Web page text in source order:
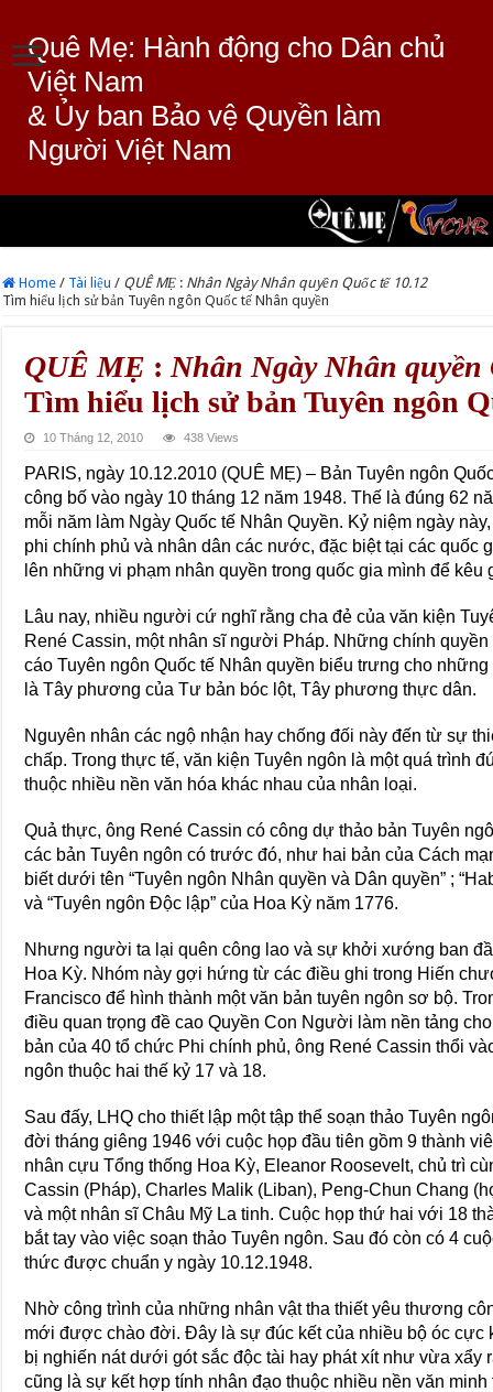
Quê Mẹ: Hành động cho Dân chủ
Việt Nam
& Ủy ban Bảo vệ Quyền làm
Người Việt Nam
Home / Tài liệu / QUÊ MẸ : Nhân Ngày Nhân quyền Quốc tế 10.12
Tìm hiểu lịch sử bản Tuyên ngôn Quốc tế Nhân quyền
QUÊ MẸ : Nhân Ngày Nhân quyền
Tìm hiểu lịch sử bản Tuyên ngôn
10 Tháng 12, 2010 438 Views
PARIS, ngày 10.12.2010 (QUÊ MẸ) – Bản Tuyên ngôn
công bố vào ngày 10 tháng 12 năm 1948. Thế là đúng 62
mỗi năm làm Ngày Quốc tế Nhân Quyền. Kỷ niệm ngày
phi chính phủ và nhân dân các nước, đặc biệt tại các quốc
lên những vi phạm nhân quyền trong quốc gia mình để
Lâu nay, nhiều người cứ nghĩ rằng cha đẻ của văn kiện
René Cassin, một nhân sĩ người Pháp. Những chính
cáo Tuyên ngôn Quốc tế Nhân quyền biểu trưng cho
là Tây phương của Tư bản bóc lột, Tây phương thực dân.
Nguyên nhân các ngộ nhận hay chống đối này đến từ sự
chấp. Trong thực tế, văn kiện Tuyên ngôn là một quá trình
thuộc nhiều nền văn hóa khác nhau của nhân loại.
Quả thực, ông René Cassin có công dự thảo bản Tuyên
các bản Tuyên ngôn có trước đó, như hai bản của Cách
biết dưới tên “Tuyên ngôn Nhân quyền và Dân quyền” ;
và “Tuyên ngôn Độc lập” của Hoa Kỳ năm 1776.
Nhưng người ta lại quên công lao và sự khởi xướng ban
Hoa Kỳ. Nhóm này gợi hứng từ các điều ghi trong Hiến
Francisco để hình thành một văn bản tuyên ngôn sơ bộ.
điều quan trọng đề cao Quyền Con Người làm nền tảng
bản của 40 tổ chức Phi chính phủ, ông René Cassin thổi
ngôn thuộc hai thế kỷ 17 và 18.
Sau đấy, LHQ cho thiết lập một tập thể soạn thảo Tuyên
đời tháng giêng 1946 với cuộc họp đầu tiên gồm 9 thành
nhân cựu Tổng thống Hoa Kỳ, Eleanor Roosevelt, chủ trì
Cassin (Pháp), Charles Malik (Liban), Peng-Chun Chang
và một nhân sĩ Châu Mỹ La tinh. Cuộc họp thứ hai với 18
bắt tay vào việc soạn thảo Tuyên ngôn. Sau đó còn có 4
thức được chuẩn y ngày 10.12.1948.
Nhờ công trình của những nhân vật tha thiết yêu thương
mới được chào đời. Đây là sự đúc kết của nhiều bộ óc cực
bị nghiến nát dưới gót sắc độc tài hay phát xít như vừa xẩy
cũng là sự kết hợp tính nhân đạo thuộc nhiều nền văn